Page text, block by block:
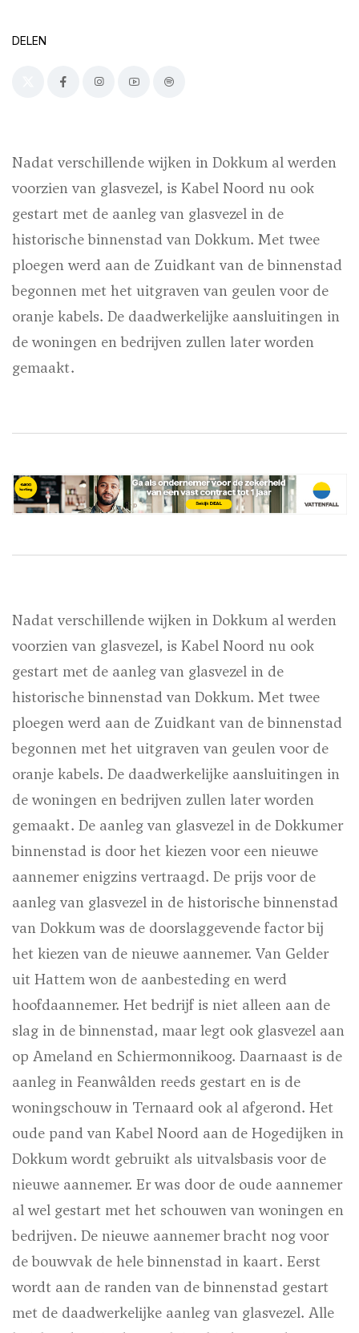
DELEN
Nadat verschillende wijken in Dokkum al werden
voorzien van glasvezel, is Kabel Noord nu ook
gestart met de aanleg van glasvezel in de
historische binnenstad van Dokkum. Met twee
ploegen werd aan de Zuidkant van de binnenstad
begonnen met het uitgraven van geulen voor de
oranje kabels. De daadwerkelijke aansluitingen in
de woningen en bedrijven zullen later worden
gemaakt.
Nadat verschillende wijken in Dokkum al werden
voorzien van glasvezel, is Kabel Noord nu ook
gestart met de aanleg van glasvezel in de
historische binnenstad van Dokkum. Met twee
ploegen werd aan de Zuidkant van de binnenstad
begonnen met het uitgraven van geulen voor de
oranje kabels. De daadwerkelijke aansluitingen in
de woningen en bedrijven zullen later worden
gemaakt. De aanleg van glasvezel in de Dokkumer
binnenstad is door het kiezen voor een nieuwe
aannemer enigzins vertraagd. De prijs voor de
aanleg van glasvezel in de historische binnenstad
van Dokkum was de doorslaggevende factor bij
het kiezen van de nieuwe aannemer. Van Gelder
uit Hattem won de aanbesteding en werd
hoofdaannemer. Het bedrijf is niet alleen aan de
slag in de binnenstad, maar legt ook glasvezel aan
op Ameland en Schiermonnikoog. Daarnaast is de
aanleg in Feanwâlden reeds gestart en is de
woningschouw in Ternaard ook al afgerond. Het
oude pand van Kabel Noord aan de Hogedijken in
Dokkum wordt gebruikt als uitvalsbasis voor de
nieuwe aannemer. Er was door de oude aannemer
al wel gestart met het schouwen van woningen en
bedrijven. De nieuwe aannemer bracht nog voor
de bouwvak de hele binnenstad in kaart. Eerst
wordt aan de randen van de binnenstad gestart
met de daadwerkelijke aanleg van glasvezel. Alle